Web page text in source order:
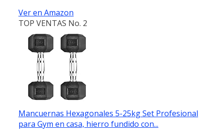
Ver en Amazon
TOP VENTAS No. 2
Mancuernas Hexagonales 5-25kg Set Profesional
para Gym en casa, hierro fundido con...